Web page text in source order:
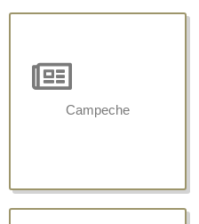
Campeche